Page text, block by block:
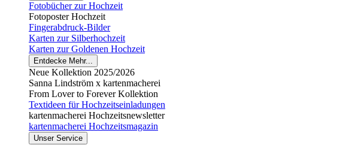
Fotobücher zur Hochzeit
Fotoposter Hochzeit
Fingerabdruck-Bilder
Karten zur Silberhochzeit
Karten zur Goldenen Hochzeit
Entdecke Mehr...
Neue Kollektion 2025/2026
Sanna Lindström x kartenmacherei
From Lover to Forever Kollektion
Textideen für Hochzeitseinladungen
kartenmacherei Hochzeitsnewsletter
kartenmacherei Hochzeitsmagazin
Unser Service